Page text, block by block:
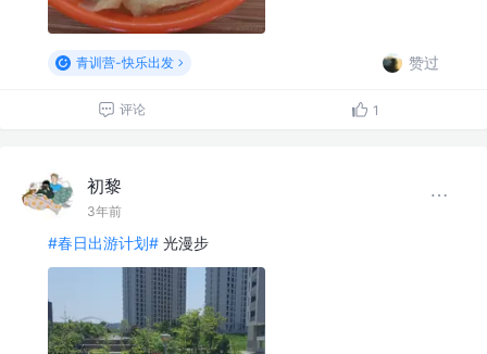
青训营-快乐出发 赞过
评论 1
初黎
3年前
#春日出游计划# 光漫步